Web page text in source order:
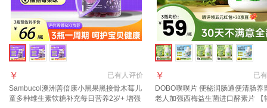
已有人评价
￥
Sambucol澳洲善倍康小黑果黑接骨木莓儿
童多种维生素软糖补充每日营养2岁+ 增强
已有
￥
DOBO噗噗片 便秘润肠通便清肠养
老人加强西梅益生菌进口酵素片 【